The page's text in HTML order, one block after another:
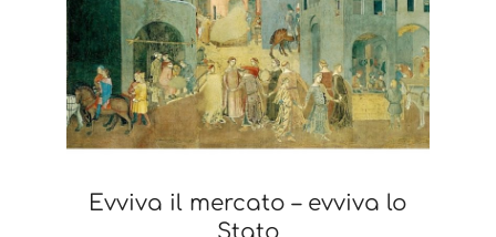
Evviva il mercato – evviva lo